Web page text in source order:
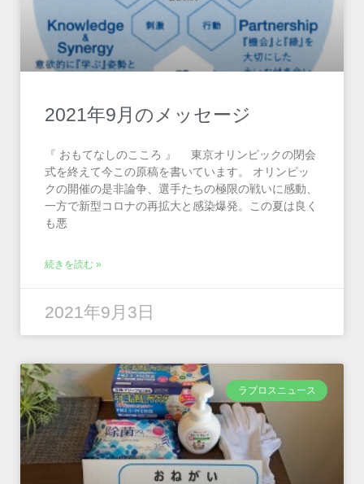
2021年9月のメッセージ
『 おもてなしのこころ 』 東京オリンピックの閉会
式を終えて今この原稿を書いています。 オリンピッ
クの開催の是非論争、選手たちの極限の戦いに感動、
一方で新型コロナの再拡大と感染爆発。この夏は良く
も悪
続きを読む »
2021年9月3日
ラプロスニュース